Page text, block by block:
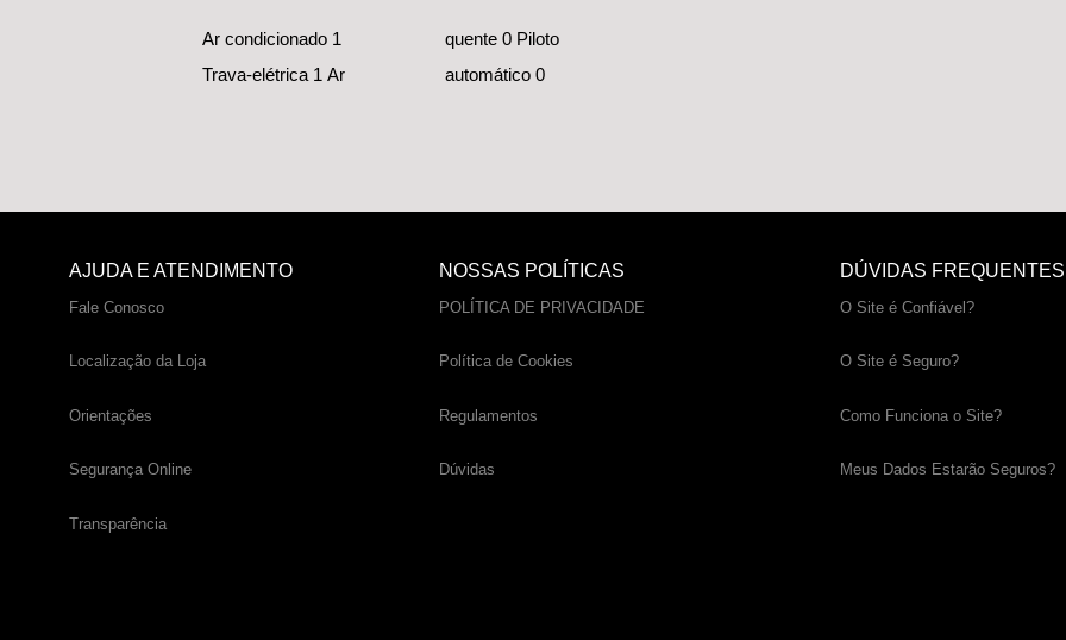
Ar condicionado 1
Trava-elétrica 1 Ar
quente 0 Piloto
automático 0
AJUDA E ATENDIMENTO
Fale Conosco
Localização da Loja
Orientações
Segurança Online
Transparência
NOSSAS POLÍTICAS
POLÍTICA DE PRIVACIDADE
Política de Cookies
Regulamentos
Dúvidas
DÚVIDAS FREQUENTES
O Site é Confiável?
O Site é Seguro?
Como Funciona o Site?
Meus Dados Estarão Seguros?